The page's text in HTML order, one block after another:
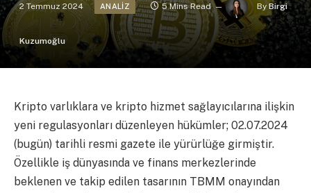
2 Temmuz 2024 ANALIZ 5 Mins Read By Birgi
Kuzumoğlu
Kripto varlıklara ve kripto hizmet sağlayıcılarına ilişkin
yeni regulasyonları düzenleyen hükümler; 02.07.2024
(bugün) tarihli resmi gazete ile yürürlüğe girmiştir.
Özellikle iş dünyasında ve finans merkezlerinde
beklenen ve takip edilen tasarının TBMM onayından